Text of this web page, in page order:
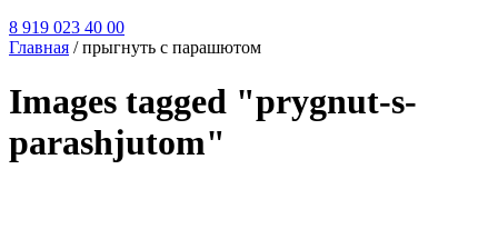
8 919 023 40 00
Главная /прыгнуть с парашютом
Images tagged "prygnut-s-
parashjutom"